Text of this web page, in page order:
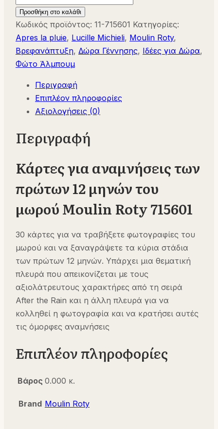
για
αναμνήσεις
των
πρώτων
12
του
μωρού
Moulin
715601
Προσθήκη στο καλάθι
Κωδικός προϊόντος: 11-715601 Κατηγορίες:
Apres la pluie, Lucille Michieli, Moulin Roty,
Βρεφανάπτυξη, Δώρα Γέννησης, Ιδέες για Δώρα,
Φώτο Άλμπουμ
Περιγραφή
Επιπλέον πληροφορίες
Αξιολογήσεις (0)
Περιγραφή
Κάρτες για αναμνήσεις των
πρώτων 12 μηνών του
μωρού Moulin Roty 715601
30 κάρτες για να τραβήξετε φωτογραφίες του
μωρού και να ξαναγράψετε τα κύρια στάδια
των πρώτων 12 μηνών. Υπάρχει μια θεματική
πλευρά που απεικονίζεται με τους
αξιολάτρευτους χαρακτήρες από τη σειρά
After the Rain και η άλλη πλευρά για να
κολληθεί η φωτογραφία και να κρατήσει αυτές
τις όμορφες αναμνήσεις
Επιπλέον πληροφορίες
Βάρος 0.000 κ.
Brand Moulin Roty